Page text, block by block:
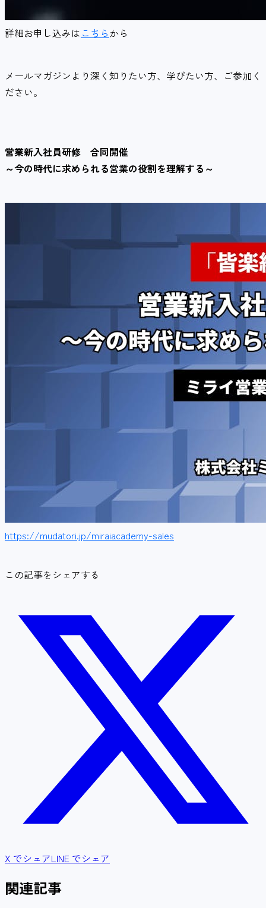
詳細お申し込みは こちらから
メールマガジンより深く知りたい方、学びたい方、ご参加く
ださい。
営業新入社員研修 合同開催
～今の時代に求められる営業の役割を理解する～
https://mudatori.jp/miraiacademy-sales
この記事をシェアする
X でシェアLINE でシェア
関連記事